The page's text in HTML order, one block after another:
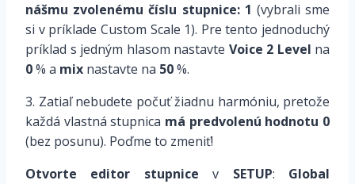
nášmu zvolenému číslu stupnice: 1 (vybrali sme
si v príklade Custom Scale 1). Pre tento jednoduchý
príklad s jedným hlasom nastavte Voice 2 Level na
0% a mix nastavte na 50%.
3. Zatiaľ nebudete počuť žiadnu harmóniu, pretože
každá vlastná stupnica má predvolenú hodnotu 0
(bez posunu). Poďme to zmeniť!
Otvorte editor stupnice v SETUP: Global